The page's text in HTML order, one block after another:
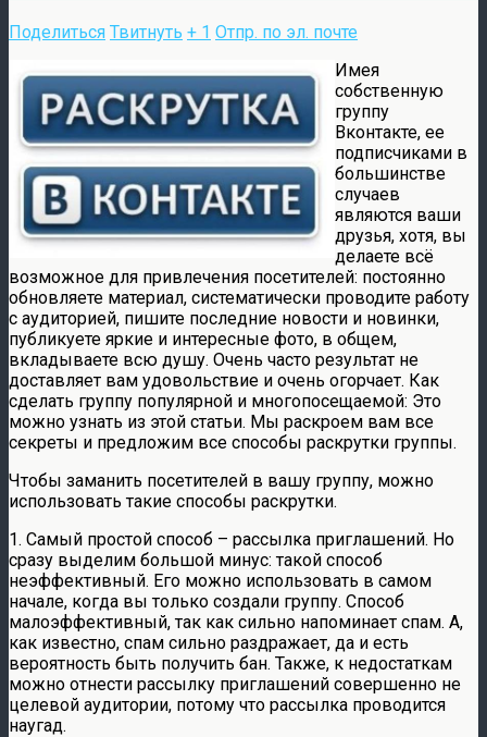
Поделиться Твитнуть + 1 Отпр. по эл. почте
Имея
собственную
группу
Вконтакте, ее
подписчиками в
большинстве
случаев
являются ваши
друзья, хотя, вы
делаете всё
возможное для привлечения посетителей: постоянно
обновляете материал, систематически проводите работу
с аудиторией, пишите последние новости и новинки,
публикуете яркие и интересные фото, в общем,
вкладываете всю душу. Очень часто результат не
доставляет вам удовольствие и очень огорчает. Как
сделать группу популярной и многопосещаемой: Это
можно узнать из этой статьи. Мы раскроем вам все
секреты и предложим все способы раскрутки группы.
Чтобы заманить посетителей в вашу группу, можно
использовать такие способы раскрутки.
1. Самый простой способ – рассылка приглашений. Но
сразу выделим большой минус: такой способ
неэффективный. Его можно использовать в самом
начале, когда вы только создали группу. Способ
малоэффективный, так как сильно напоминает спам. А,
как известно, спам сильно раздражает, да и есть
вероятность быть получить бан. Также, к недостаткам
можно отнести рассылку приглашений совершенно не
целевой аудитории, потому что рассылка проводится
наугад.